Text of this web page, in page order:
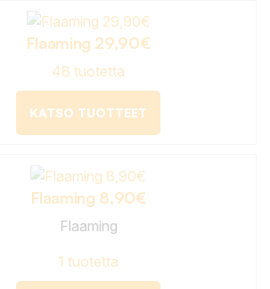
Flaaming 29,90€
48 tuotetta
KATSO TUOTTEET
Flaaming 8,90€
Flaaming
1 tuotetta